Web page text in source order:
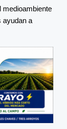
medioambiente
ayudan a